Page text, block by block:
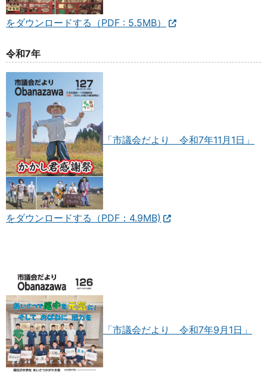
をダウンロードする（PDF : 5.5MB）
令和7年
「市議会だより 令和7年11月1日」
をダウンロードする（PDF：4.9MB)
「市議会だより 令和7年9月1日」